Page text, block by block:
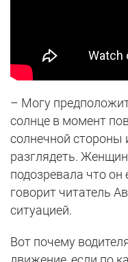
– Могу
солнце в момент
солнечной стороны
разглядеть.
подозревала что
говорит читатель
ситуацией.
Вот почему